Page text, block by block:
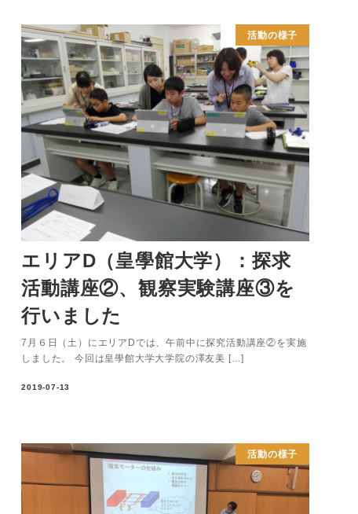
活動の様子
エリアD（皇學館大学）：探求
活動講座②、観察実験講座③を
行いました
7月６日（土）にエリアDでは、午前中に探究活動講座②を実施
しました。 今回は皇學館大学大学院の澤友美 […]
2019-07-13
活動の様子